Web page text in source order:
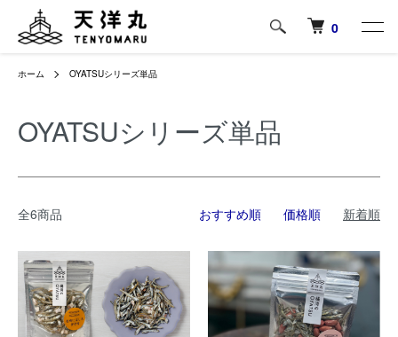
0
ホーム OYATSUシリーズ単品
OYATSUシリーズ単品
全6商品 おすすめ順 価格順 新着順